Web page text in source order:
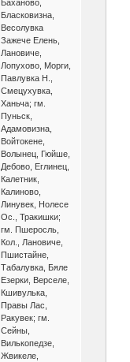
Баханово,
Бласковизна,
Весолувка
Зажече Елень,
Лановиче,
Лопухово, Морги,
Павлувка Н.,
Смецухувка,
Ханьча; гм.
Пуньск,
Адамовизна,
Войтокене,
Волынец, Гюйше,
Дебово, Еглинец,
Калетник,
Калиново,
Линувек, Нолесе
Ос., Тракишки;
гм. Пшеросль,
Кол., Лановиче,
Пшистайне,
Табалувка, Бяле
Езерки, Верселе,
Кшивулька,
Правы Лас,
Ракувек; гм.
Сейны,
Вилькопедзе,
Жвикеле,